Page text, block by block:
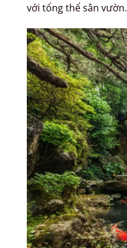
với tổng thể sân vườn.